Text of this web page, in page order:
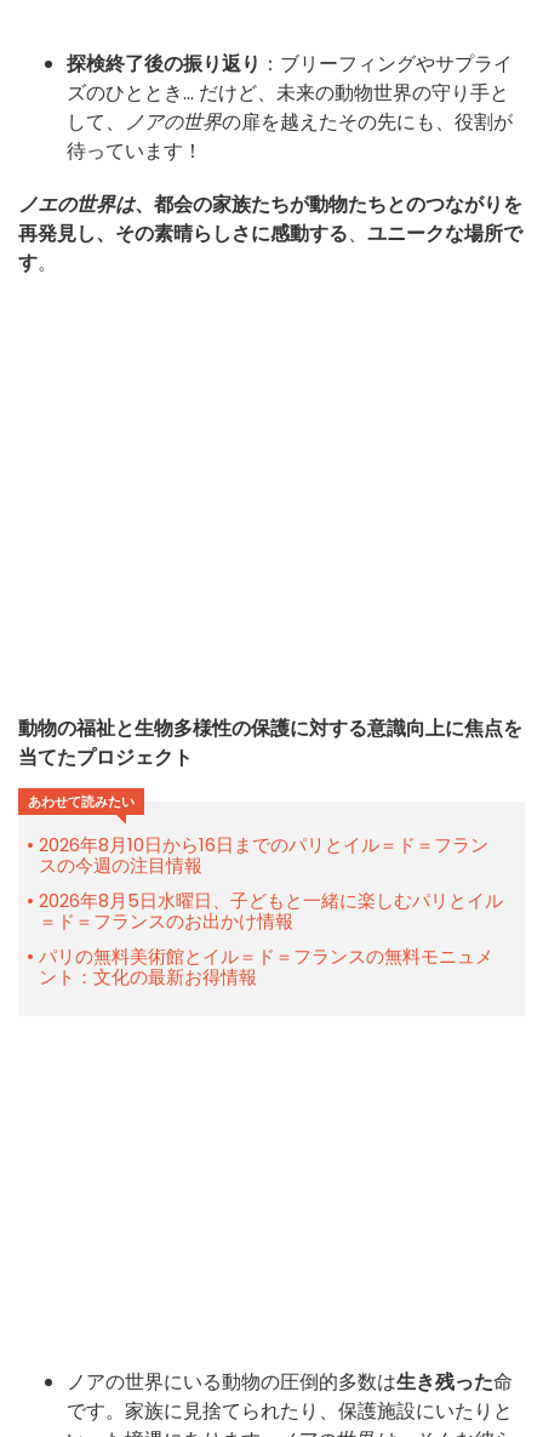
探検終了後の振り返り ：ブリーフィングやサプライ
ズのひととき… だけど、未来の動物世界の守り手と
して、 ノアの世界の扉を越えたその先にも、役割が
待っています！
ノエの世界は、都会の家族たちが動物たちとのつながりを
再発見し、その素晴らしさに感動する、 ユニークな場所で
す。
動物の福祉と生物多様性の保護に対する意識向上に焦点を
当てたプロジェクト
あわせて読みたい
2026年8月10日から16日までのパリとイル＝ド＝フラン
スの今週の注目情報
2026年8月5日水曜日、子どもと一緒に楽しむパリとイル
＝ド＝フランスのお出かけ情報
パリの無料美術館とイル＝ド＝フランスの無料モニュメ
ント：文化の最新お得情報
ノアの世界にいる動物の圧倒的多数は生き残った命
です。家族に見捨てられたり、保護施設にいたりと